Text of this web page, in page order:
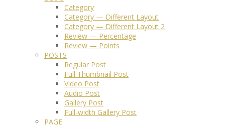
Category
Category — Different Layout
Category — Different Layout 2
Review — Percentage
Review — Points
POSTS
Regular Post
Full Thumbnail Post
Video Post
Audio Post
Gallery Post
Full-width Gallery Post
PAGE